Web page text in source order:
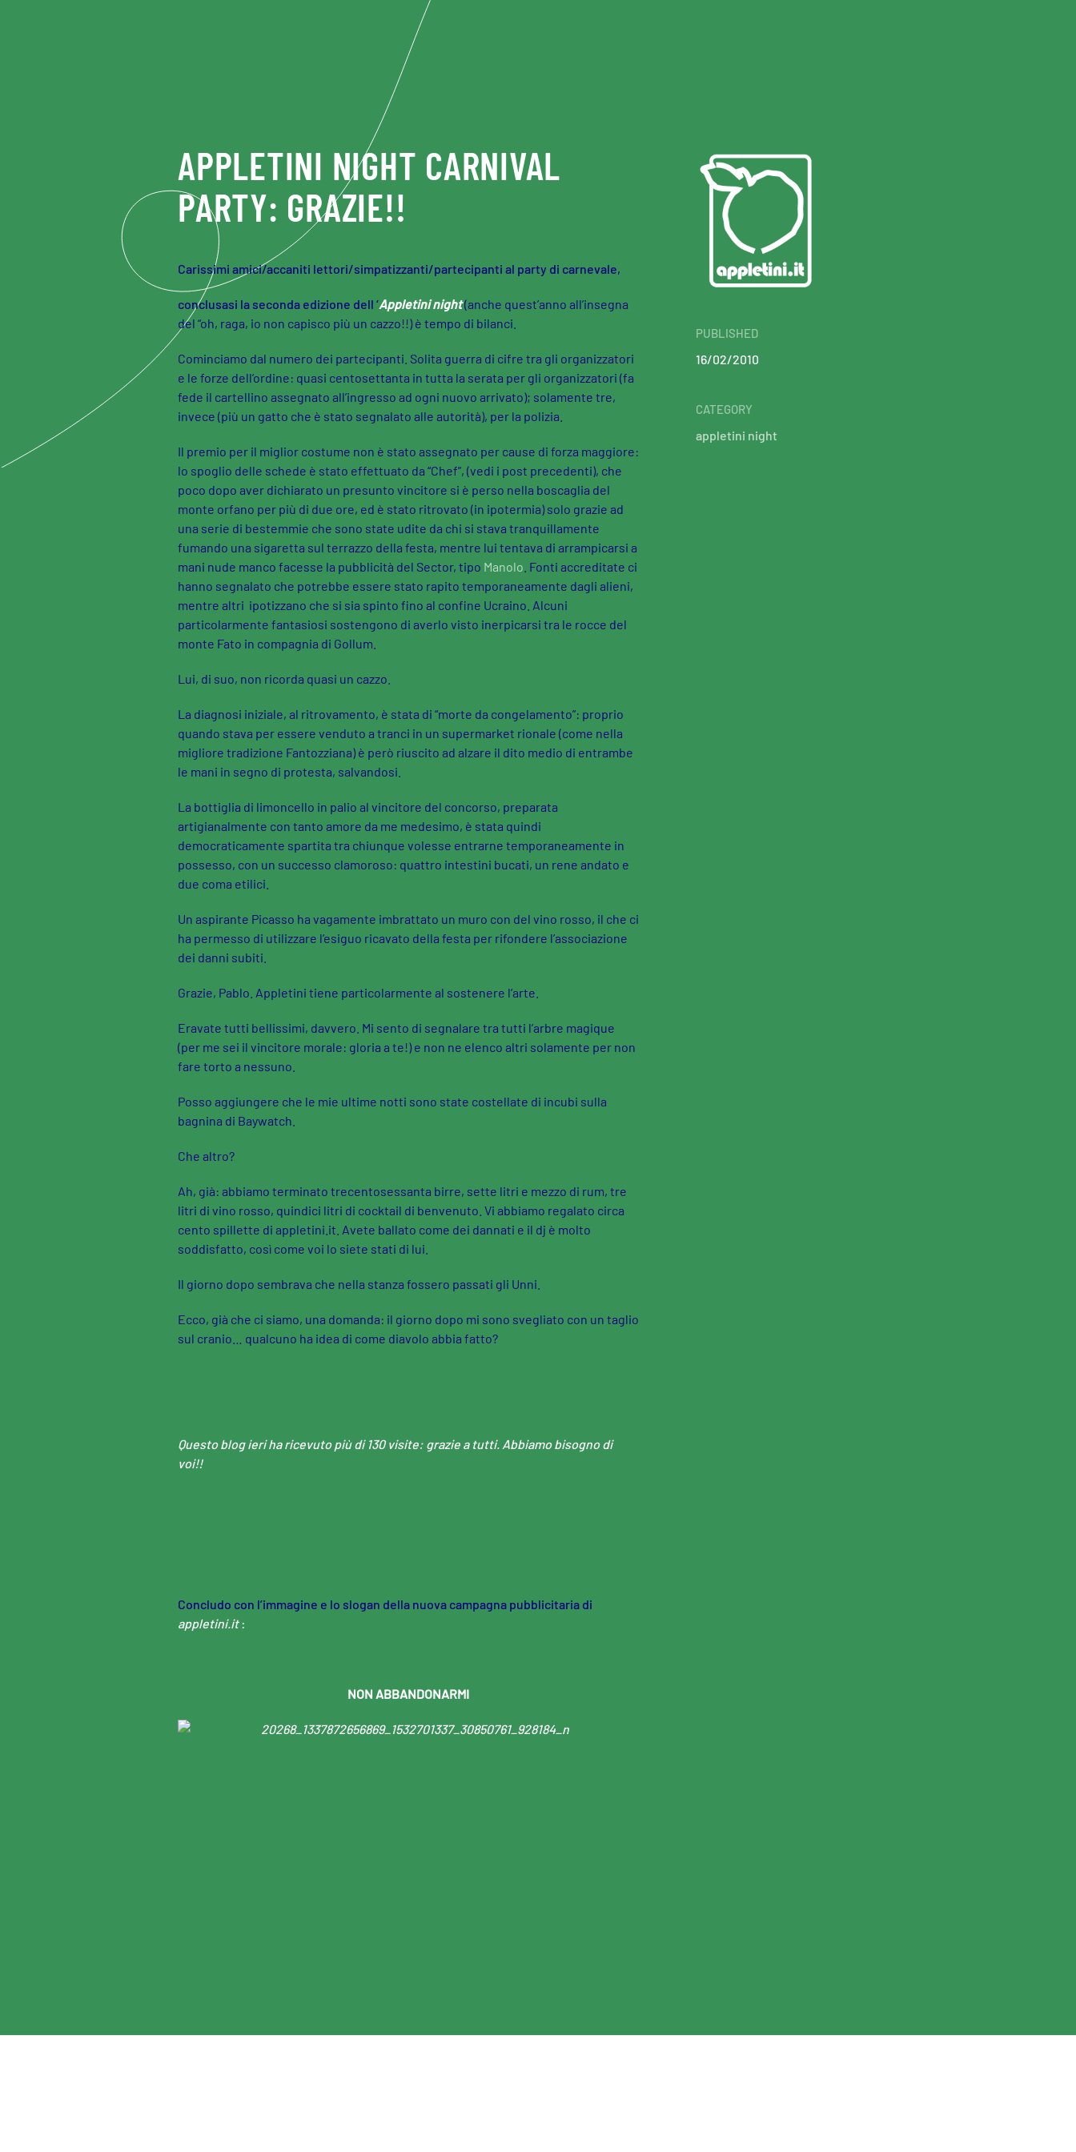
APPLETINI NIGHT CARNIVAL
PARTY: GRAZIE!!
Carissimi amici/accaniti lettori/simpatizzanti/partecipanti al party di carnevale,
conclusasi la seconda edizione dell ‘Appletini night(anche quest’anno all’insegna
del “oh, raga, io non capisco più un cazzo!!) è tempo di bilanci.
Cominciamo dal numero dei partecipanti. Solita guerra di cifre tra gli organizzatori
e le forze dell’ordine: quasi centosettanta in tutta la serata per gli organizzatori (fa
fede il cartellino assegnato all’ingresso ad ogni nuovo arrivato); solamente tre,
invece (più un gatto che è stato segnalato alle autorità), per la polizia.
Il premio per il miglior costume non è stato assegnato per cause di forza maggiore:
lo spoglio delle schede è stato effettuato da “Chef”, (vedi i post precedenti), che
poco dopo aver dichiarato un presunto vincitore si è perso nella boscaglia del
monte orfano per più di due ore, ed è stato ritrovato (in ipotermia) solo grazie ad
una serie di bestemmie che sono state udite da chi si stava tranquillamente
fumando una sigaretta sul terrazzo della festa, mentre lui tentava di arrampicarsi a
mani nude manco facesse la pubblicità del Sector, tipo Manolo . Fonti accreditate ci
hanno segnalato che potrebbe essere stato rapito temporaneamente dagli alieni,
mentre altri ipotizzano che si sia spinto fino al confine Ucraino. Alcuni
particolarmente fantasiosi sostengono di averlo visto inerpicarsi tra le rocce del
monte Fato in compagnia di Gollum.
Lui, di suo, non ricorda quasi un cazzo.
La diagnosi iniziale, al ritrovamento, è stata di “morte da congelamento”: proprio
quando stava per essere venduto a tranci in un supermarket rionale (come nella
migliore tradizione Fantozziana) è però riuscito ad alzare il dito medio di entrambe
le mani in segno di protesta, salvandosi.
La bottiglia di limoncello in palio al vincitore del concorso, preparata
artigianalmente con tanto amore da me medesimo, è stata quindi
democraticamente spartita tra chiunque volesse entrarne temporaneamente in
possesso, con un successo clamoroso: quattro intestini bucati, un rene andato e
due coma etilici.
Un aspirante Picasso ha vagamente imbrattato un muro con del vino rosso, il che ci
ha permesso di utilizzare l’esiguo ricavato della festa per rifondere l’associazione
dei danni subiti.
Grazie, Pablo. Appletini tiene particolarmente al sostenere l’arte.
Eravate tutti bellissimi, davvero. Mi sento di segnalare tra tutti l’arbre magique
(per me sei il vincitore morale: gloria a te!) e non ne elenco altri solamente per non
fare torto a nessuno.
Posso aggiungere che le mie ultime notti sono state costellate di incubi sulla
bagnina di Baywatch.
Che altro?
Ah, già: abbiamo terminato trecentosessanta birre, sette litri e mezzo di rum, tre
litri di vino rosso, quindici litri di cocktail di benvenuto. Vi abbiamo regalato circa
cento spillette di appletini.it. Avete ballato come dei dannati e il dj è molto
soddisfatto, così come voi lo siete stati di lui.
Il giorno dopo sembrava che nella stanza fossero passati gli Unni.
Ecco, già che ci siamo, una domanda: il giorno dopo mi sono svegliato con un taglio
sul cranio… qualcuno ha idea di come diavolo abbia fatto?
Questo blog ieri ha ricevuto più di 130 visite: grazie a tutti. Abbiamo bisogno di
voi!!
Concludo con l’immagine e lo slogan della nuova campagna pubblicitaria di
appletini.it:
NON ABBANDONARMI
PUBLISHED
16/02/2010
CATEGORY
appletini night